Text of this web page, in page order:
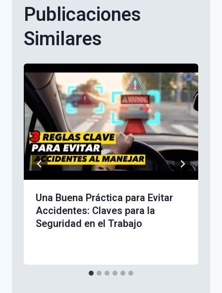
Publicaciones
Similares
Una Buena Práctica para Evitar
Accidentes: Claves para la
Seguridad en el Trabajo